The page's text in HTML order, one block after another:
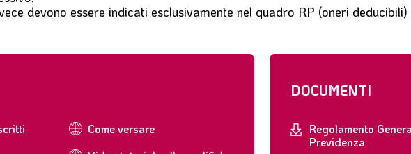
devono essere indicati esclusivamente nel quadro RP (oneri
Come versare
DOCUMENTI
Regolamento
Previdenza